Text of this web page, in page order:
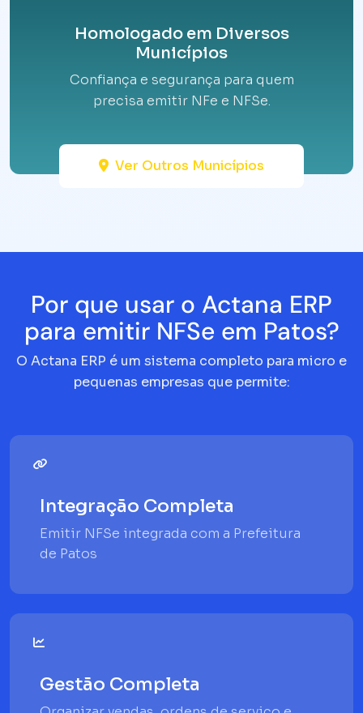
Homologado em Diversos
Municípios
Confiança e segurança para quem
precisa emitir NFe e NFSe.
Ver Outros Municípios
Por que usar o Actana ERP
para emitir NFSe em Patos?
O Actana ERP é um sistema completo para micro e
pequenas empresas que permite:
Integração Completa
Emitir NFSe integrada com a Prefeitura
de Patos
Gestão Completa